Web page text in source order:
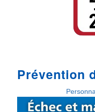
Prévention